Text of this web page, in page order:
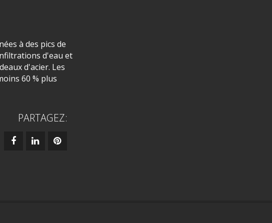
à des pics de
d'eau et
d'acier. Les
60 % plus
PARTAGEZ: